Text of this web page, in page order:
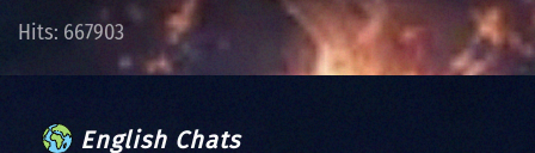
Hits: 667903
English Chats